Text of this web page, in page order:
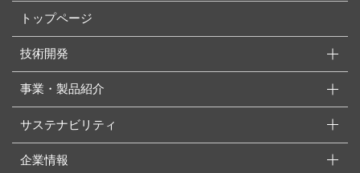
トップページ
技術開発
事業・製品紹介
サステナビリティ
企業情報